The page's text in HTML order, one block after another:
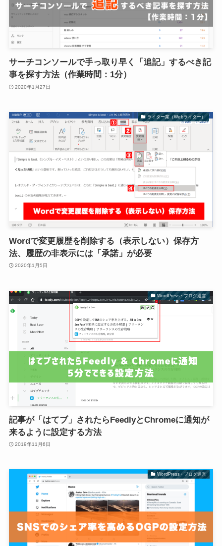
サーチコンソールで手っ取り早く「追記」するべき記
事を探す方法（作業時間：1分）
2020年1月27日
ライター業（Webライター）
Wordで変更履歴を削除する（表示しない）保存方
法、履歴の非表示には「承諾」が必要
2020年1月5日
WordPress・ブログ運営
記事が「はてブ」されたらFeedlyとChromeに通知が
来るように設定する方法
2019年11月6日
WordPress・ブログ運営